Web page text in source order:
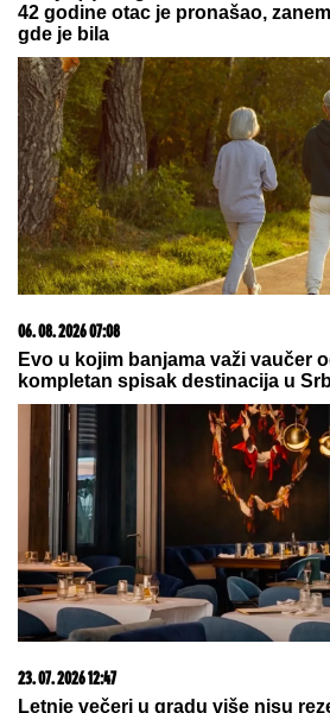
09. 08. 2026 21:10
Problem za Partizan pred revanš
09. 08. 2026 06:26
Da li deca nasleđuju otpornost na
nauka